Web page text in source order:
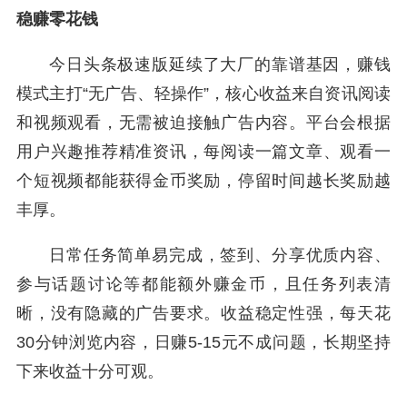
稳赚零花钱
今日头条极速版延续了大厂的靠谱基因，赚钱
模式主打“无广告、轻操作”，核心收益来自资讯阅读
和视频观看，无需被迫接触广告内容。平台会根据
用户兴趣推荐精准资讯，每阅读一篇文章、观看一
个短视频都能获得金币奖励，停留时间越长奖励越
丰厚。
日常任务简单易完成，签到、分享优质内容、
参与话题讨论等都能额外赚金币，且任务列表清
晰，没有隐藏的广告要求。收益稳定性强，每天花
30分钟浏览内容，日赚5-15元不成问题，长期坚持
下来收益十分可观。